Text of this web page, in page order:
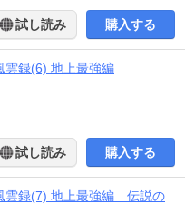
試し読み 購入する
雲録(6) 地上最強編
試し読み 購入する
雲録(7) 地上最強編 伝説の